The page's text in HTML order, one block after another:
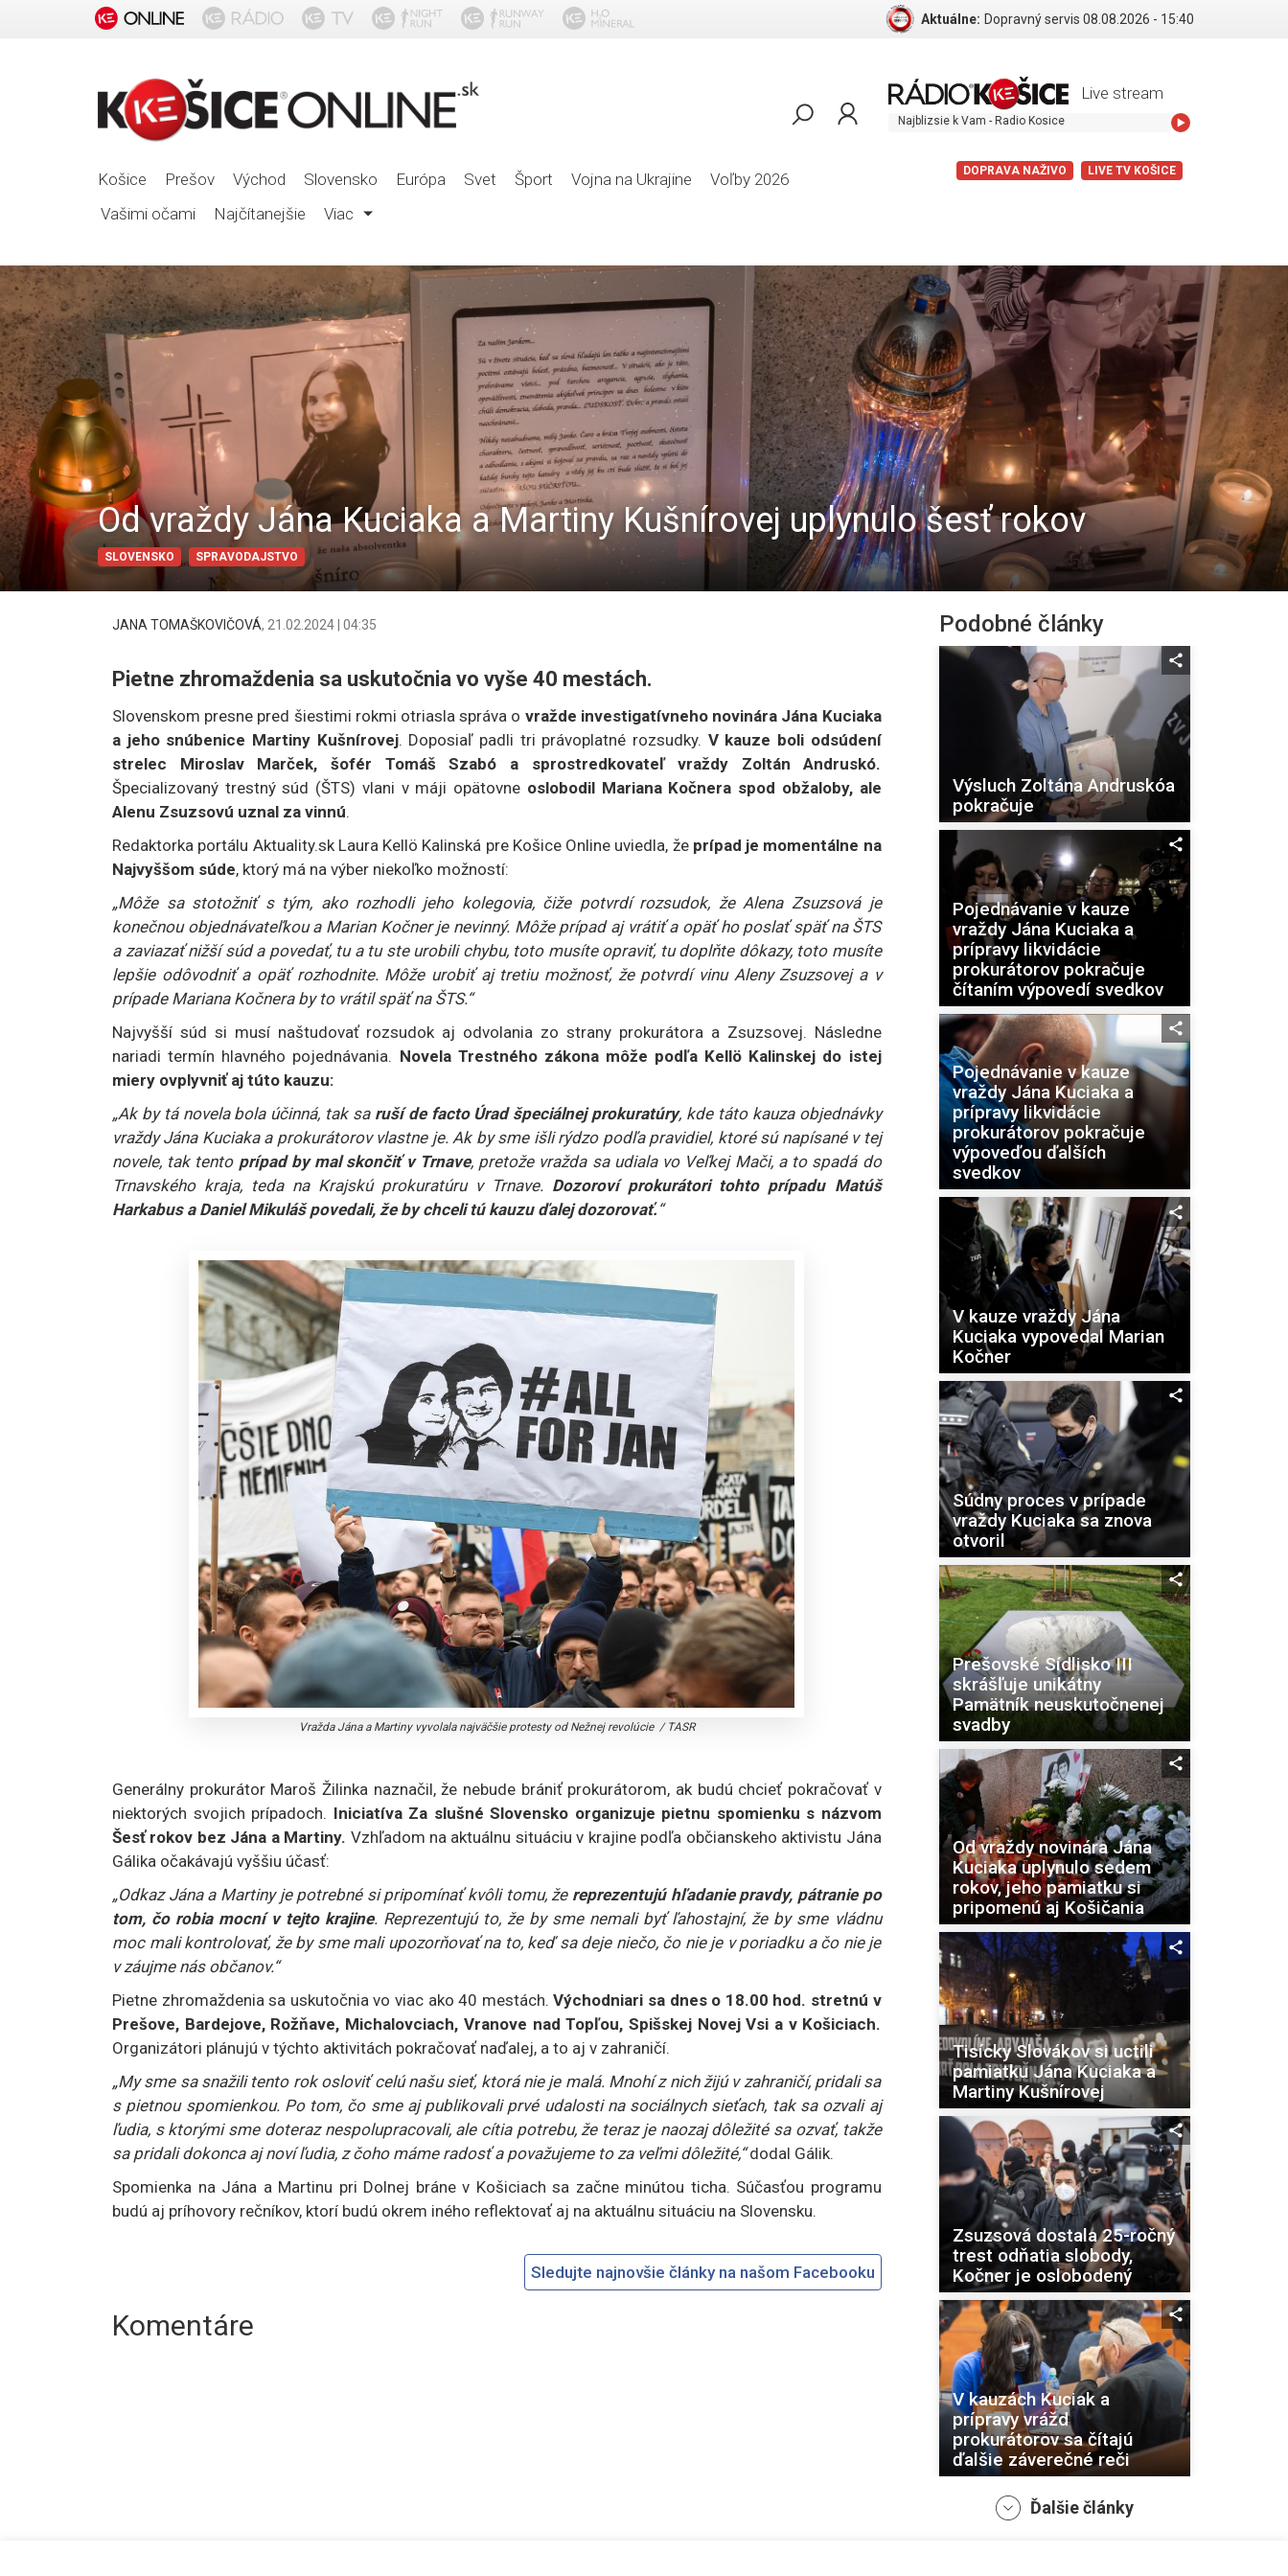
Aktuálne: Dopravný servis 08.08.2026 - 15:40
Košice Prešov Východ Slovensko Európa Svet Šport Vojna na Ukrajine
Voľby 2026
Vašimi očami
Najčítanejšie Viac
Live stream
Najblizsie k Vam - Radio Kosice
DOPRAVA NAŽIVO LIVE TV KOŠICE
Od vraždy Jána Kuciaka a Martiny Kušnírovej uplynulo šesť rokov
SLOVENSKO SPRAVODAJSTVO
JANA TOMAŠKOVIČOVÁ, 21.02.2024 | 04:35
Pietne zhromaždenia sa uskutočnia vo vyše 40 mestách.
Slovenskom presne pred šiestimi rokmi otriasla správa o vražde investigatívneho novinára Jána Kuciaka
a jeho snúbenice Martiny Kušnírovej. Doposiaľ padli tri právoplatné rozsudky. V kauze boli odsúdení
strelec Miroslav Marček, šofér Tomáš Szabó a sprostredkovateľ vraždy Zoltán Andruskó.
Špecializovaný trestný súd (ŠTS) vlani v máji opätovne oslobodil Mariana Kočnera spod obžaloby, ale
Alenu Zsuzsovú uznal za vinnú.
Redaktorka portálu Aktuality.sk Laura Kellö Kalinská pre Košice Online uviedla, že prípad je momentálne na
Najvyššom súde, ktorý má na výber niekoľko možností:
„Môže sa stotožniť s tým, ako rozhodli jeho kolegovia, čiže potvrdí rozsudok, že Alena Zsuzsová je
konečnou objednávateľkou a Marian Kočner je nevinný. Môže prípad aj vrátiť a opäť ho poslať späť na ŠTS
a zaviazať nižší súd a povedať, tu a tu ste urobili chybu, toto musíte opraviť, tu doplňte dôkazy, toto musíte
lepšie odôvodniť a opäť rozhodnite. Môže urobiť aj tretiu možnosť, že potvrdí vinu Aleny Zsuzsovej a v
prípade Mariana Kočnera by to vrátil späť na ŠTS.“
Najvyšší súd si musí naštudovať rozsudok aj odvolania zo strany prokurátora a Zsuzsovej. Následne
nariadi termín hlavného pojednávania. Novela Trestného zákona môže podľa Kellö Kalinskej do istej
miery ovplyvniť aj túto kauzu:
„Ak by tá novela bola účinná, tak sa ruší de facto Úrad špeciálnej prokuratúry, kde táto kauza objednávky
vraždy Jána Kuciaka a prokurátorov vlastne je. Ak by sme išli rýdzo podľa pravidiel, ktoré sú napísané v tej
novele, tak tento prípad by mal skončiť v Trnave, pretože vražda sa udiala vo Veľkej Mači, a to spadá do
Trnavského kraja, teda na Krajskú prokuratúru v Trnave. Dozoroví prokurátori tohto prípadu Matúš
Harkabus a Daniel Mikuláš povedali, že by chceli tú kauzu ďalej dozorovať. “
Vražda Jána a Martiny vyvolala najväčšie protesty od Nežnej revolúcie / TASR
Generálny prokurátor Maroš Žilinka naznačil, že nebude brániť prokurátorom, ak budú chcieť pokračovať v
niektorých svojich prípadoch. Iniciatíva Za slušné Slovensko organizuje pietnu spomienku s názvom
Šesť rokov bez Jána a Martiny. Vzhľadom na aktuálnu situáciu v krajine podľa občianskeho aktivistu Jána
Gálika očakávajú vyššiu účasť:
„Odkaz Jána a Martiny je potrebné si pripomínať kvôli tomu, že reprezentujú hľadanie pravdy, pátranie po
tom, čo robia mocní v tejto krajine. Reprezentujú to, že by sme nemali byť ľahostajní, že by sme vládnu
moc mali kontrolovať, že by sme mali upozorňovať na to, keď sa deje niečo, čo nie je v poriadku a čo nie je
v záujme nás občanov.“
Pietne zhromaždenia sa uskutočnia vo viac ako 40 mestách.Východniari sa dnes o 18.00 hod. stretnú v
Prešove, Bardejove, Rožňave, Michalovciach, Vranove nad Topľou, Spišskej Novej Vsi a v Košiciach.
Organizátori plánujú v týchto aktivitách pokračovať naďalej, a to aj v zahraničí.
„My sme sa snažili tento rok osloviť celú našu sieť, ktorá nie je malá. Mnohí z nich žijú v zahraničí, pridali sa
s pietnou spomienkou. Po tom, čo sme aj publikovali prvé udalosti na sociálnych sieťach, tak sa ozvali aj
ľudia, s ktorými sme doteraz nespolupracovali, ale cítia potrebu, že teraz je naozaj dôležité sa ozvať, takže
sa pridali dokonca aj noví ľudia, z čoho máme radosť a považujeme to za veľmi dôležité,“dodal Gálik.
Spomienka na Jána a Martinu pri Dolnej bráne v Košiciach sa začne minútou ticha. Súčasťou programu
budú aj príhovory rečníkov, ktorí budú okrem iného reflektovať aj na aktuálnu situáciu na Slovensku.
Sledujte najnovšie články na našom Facebooku
Komentáre
Podobné články
Výsluch Zoltána Andruskóa
pokračuje
Pojednávanie v kauze
vraždy Jána Kuciaka a
prípravy likvidácie
prokurátorov pokračuje
čítaním výpovedí svedkov
Pojednávanie v kauze
vraždy Jána Kuciaka a
prípravy likvidácie
prokurátorov pokračuje
výpoveďou ďalších
svedkov
V kauze vraždy Jána
Kuciaka vypovedal Marian
Kočner
Súdny proces v prípade
vraždy Kuciaka sa znova
otvoril
Prešovské Sídlisko III
skrášľuje unikátny
Pamätník neuskutočnenej
svadby
Od vraždy novinára Jána
Kuciaka uplynulo sedem
rokov, jeho pamiatku si
pripomenú aj Košičania
Tisícky Slovákov si uctili
pamiatku Jána Kuciaka a
Martiny Kušnírovej
Zsuzsová dostala 25-ročný
trest odňatia slobody,
Kočner je oslobodený
V kauzách Kuciak a
prípravy vrážd
prokurátorov sa čítajú
ďalšie záverečné reči
Ďalšie články